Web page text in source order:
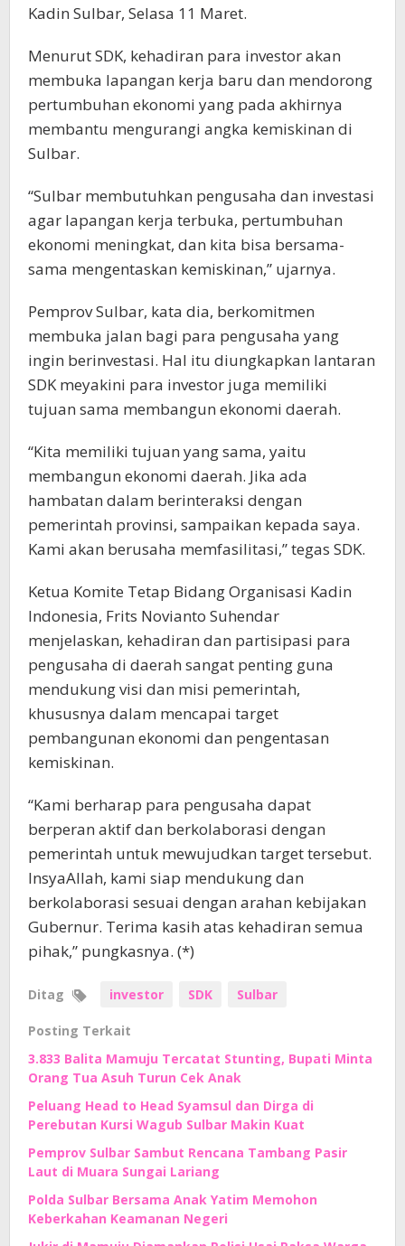
Kadin Sulbar, Selasa 11 Maret.
Menurut SDK, kehadiran para investor akan
membuka lapangan kerja baru dan mendorong
pertumbuhan ekonomi yang pada akhirnya
membantu mengurangi angka kemiskinan di
Sulbar.
“Sulbar membutuhkan pengusaha dan investasi
agar lapangan kerja terbuka, pertumbuhan
ekonomi meningkat, dan kita bisa bersama-
sama mengentaskan kemiskinan,” ujarnya.
Pemprov Sulbar, kata dia, berkomitmen
membuka jalan bagi para pengusaha yang
ingin berinvestasi. Hal itu diungkapkan lantaran
SDK meyakini para investor juga memiliki
tujuan sama membangun ekonomi daerah.
“Kita memiliki tujuan yang sama, yaitu
membangun ekonomi daerah. Jika ada
hambatan dalam berinteraksi dengan
pemerintah provinsi, sampaikan kepada saya.
Kami akan berusaha memfasilitasi,” tegas SDK.
Ketua Komite Tetap Bidang Organisasi Kadin
Indonesia, Frits Novianto Suhendar
menjelaskan, kehadiran dan partisipasi para
pengusaha di daerah sangat penting guna
mendukung visi dan misi pemerintah,
khususnya dalam mencapai target
pembangunan ekonomi dan pengentasan
kemiskinan.
“Kami berharap para pengusaha dapat
berperan aktif dan berkolaborasi dengan
pemerintah untuk mewujudkan target tersebut.
InsyaAllah, kami siap mendukung dan
berkolaborasi sesuai dengan arahan kebijakan
Gubernur. Terima kasih atas kehadiran semua
pihak,” pungkasnya. (*)
Ditag investor SDK Sulbar
Posting Terkait
3.833 Balita Mamuju Tercatat Stunting, Bupati Minta
Orang Tua Asuh Turun Cek Anak
Peluang Head to Head Syamsul dan Dirga di
Perebutan Kursi Wagub Sulbar Makin Kuat
Pemprov Sulbar Sambut Rencana Tambang Pasir
Laut di Muara Sungai Lariang
Polda Sulbar Bersama Anak Yatim Memohon
Keberkahan Keamanan Negeri